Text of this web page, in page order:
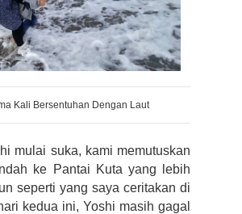
Kali Bersentuhan Dengan Laut
mulai suka, kami memutuskan
ke Pantai Kuta yang lebih
seperti yang saya ceritakan di
kedua ini, Yoshi masih gagal